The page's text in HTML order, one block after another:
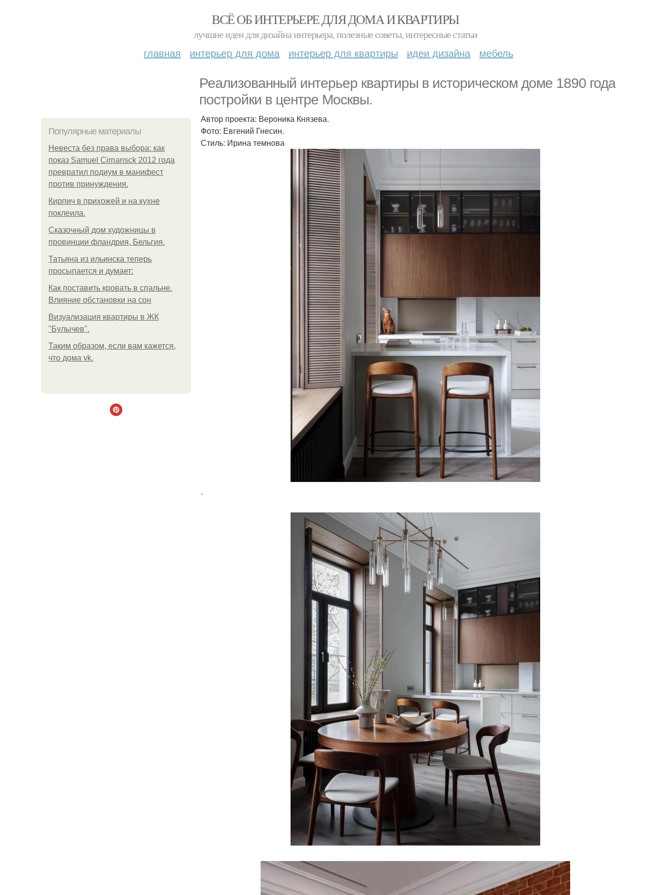
ВСЁ ОБ ИНТЕРЬЕРЕ ДЛЯ ДОМА И КВАРТИРЫ
лучшие идеи для дизайна интерьера, полезные советы, интересные статьи
главная интерьер для дома интерьер для квартиры идеи дизайна мебель
Реализованный интерьер квартиры в историческом доме 1890 года
постройки в центре Москвы.
Популярные материалы
Невеста без права выбора: как
показ Samuel Cirnansck 2012 года
превратил подиум в манифест
против принуждения.
Кирпич в прихожей и на кухне
поклеила.
Сказочный дом художницы в
провинции фландрия, Бельгия.
Татьяна из ильинска теперь
просыпается и думает:
Как поставить кровать в спальне.
Влияние обстановки на сон
Визуализация квартиры в ЖК
"Булычев".
Таким образом, если вам кажется,
что дома vk.
Автор проекта: Вероника Князева.
Фото: Евгений Гнесин.
Стиль: Ирина темнова
.